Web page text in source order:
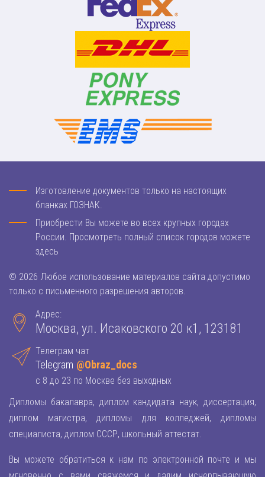
Изготовление документов только на настоящих
бланках ГОЗНАК.
Приобрести Вы можете во всех крупных городах
России. Просмотреть полный список городов можете
здесь
© 2026 Любое использование материалов сайта допустимо
только с письменного разрешения авторов.
Адрес:
Москва, ул. Исаковского 20 к1, 123181
Телеграм чат
Telegram @Obraz_docs
с 8 до 23 по Москве без выходных
Дипломы бакалавра, диплом кандидата наук, диссертация,
диплом магистра, дипломы для колледжей, дипломы
специалиста, диплом СССР, школьный аттестат.
Вы можете обратиться к нам по электронной почте и мы